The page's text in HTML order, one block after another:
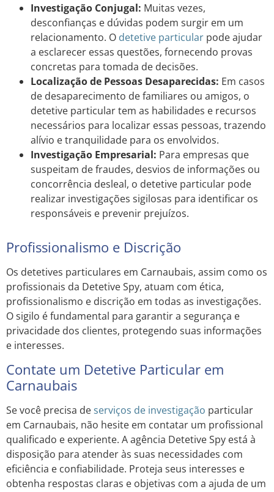
Investigação Conjugal: Muitas vezes,
desconfianças e dúvidas podem surgir em um
relacionamento. O detetive particular pode ajudar
a esclarecer essas questões, fornecendo provas
concretas para tomada de decisões.
Localização de Pessoas Desaparecidas: Em casos
de desaparecimento de familiares ou amigos, o
detetive particular tem as habilidades e recursos
necessários para localizar essas pessoas, trazendo
alívio e tranquilidade para os envolvidos.
Investigação Empresarial: Para empresas que
suspeitam de fraudes, desvios de informações ou
concorrência desleal, o detetive particular pode
realizar investigações sigilosas para identificar os
responsáveis e prevenir prejuízos.
Profissionalismo e Discrição
Os detetives particulares em Carnaubais, assim como os
profissionais da Detetive Spy, atuam com ética,
profissionalismo e discrição em todas as investigações.
O sigilo é fundamental para garantir a segurança e
privacidade dos clientes, protegendo suas informações
e interesses.
Contate um Detetive Particular em
Carnaubais
Se você precisa deserviços de investigação particular
em Carnaubais, não hesite em contatar um profissional
qualificado e experiente. A agência Detetive Spy está à
disposição para atender às suas necessidades com
eficiência e confiabilidade. Proteja seus interesses e
obtenha respostas claras e objetivas com a ajuda de um